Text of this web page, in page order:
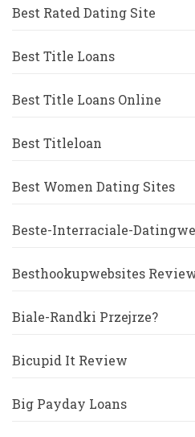
Best Rated Dating Site
Best Title Loans
Best Title Loans Online
Best Titleloan
Best Women Dating Sites
Beste-Interraciale-
Besthookupwebsites
Biale-Randki Przejrze?
Bicupid It Review
Big Payday Loans